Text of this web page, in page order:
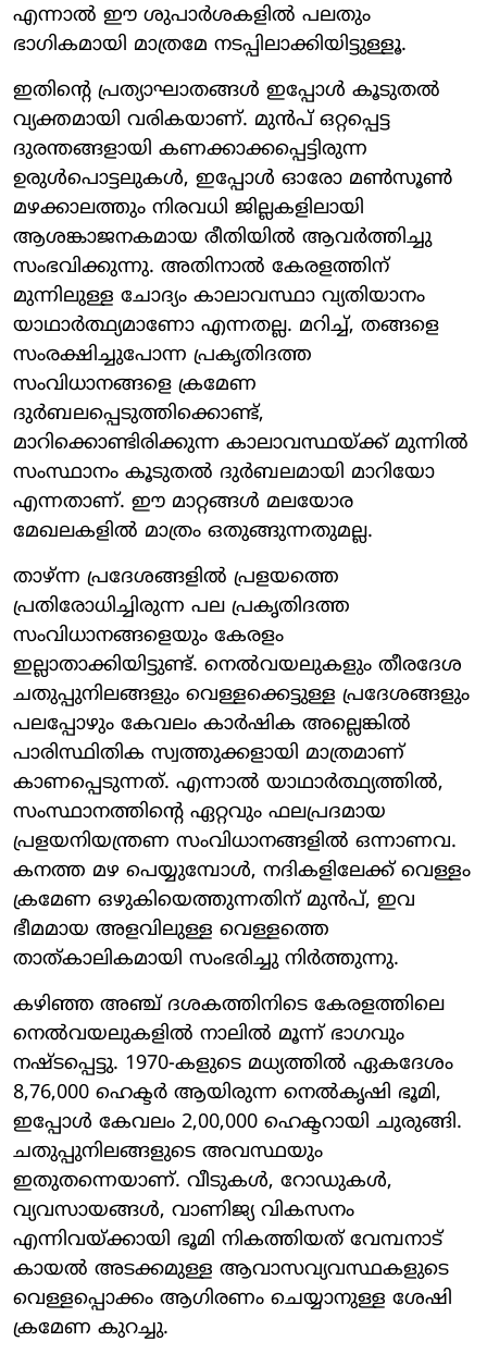
എന്നാൽ ഈ ശുപാർശകളിൽ പലതും
ഭാഗികമായി മാത്രമേ നടപ്പിലാക്കിയിട്ടുള്ളൂ.
ഇതിന്റെ പ്രത്യാഘാതങ്ങൾ ഇപ്പോൾ കൂടുതൽ
വ്യക്തമായി വരികയാണ്. മുൻപ് ഒറ്റപ്പെട്ട
ദുരന്തങ്ങളായി കണക്കാക്കപ്പെട്ടിരുന്ന
ഉരുൾപൊട്ടലുകൾ, ഇപ്പോൾ ഓരോ മൺസൂൺ
മഴക്കാലത്തും നിരവധി ജില്ലകളിലായി
ആശങ്കാജനകമായ രീതിയിൽ ആവർത്തിച്ചു
സംഭവിക്കുന്നു. അതിനാൽ കേരളത്തിന്
മുന്നിലുള്ള ചോദ്യം കാലാവസ്ഥാ വ്യതിയാനം
യാഥാർത്ഥ്യമാണോ എന്നതല്ല. മറിച്ച്, തങ്ങളെ
സംരക്ഷിച്ചുപോന്ന പ്രകൃതിദത്ത
സംവിധാനങ്ങളെ ക്രമേണ
ദുർബലപ്പെടുത്തിക്കൊണ്ട്,
മാറിക്കൊണ്ടിരിക്കുന്ന കാലാവസ്ഥയ്ക്ക് മുന്നിൽ
സംസ്ഥാനം കൂടുതൽ ദുർബലമായി മാറിയോ
എന്നതാണ്. ഈ മാറ്റങ്ങൾ മലയോര
മേഖലകളിൽ മാത്രം ഒതുങ്ങുന്നതുമല്ല.
താഴ്ന്ന പ്രദേശങ്ങളിൽ പ്രളയത്തെ
പ്രതിരോധിച്ചിരുന്ന പല പ്രകൃതിദത്ത
സംവിധാനങ്ങളെയും കേരളം
ഇല്ലാതാക്കിയിട്ടുണ്ട്. നെൽവയലുകളും തീരദേശ
ചതുപ്പുനിലങ്ങളും വെള്ളക്കെട്ടുള്ള പ്രദേശങ്ങളും
പലപ്പോഴും കേവലം കാർഷിക അല്ലെങ്കിൽ
പാരിസ്ഥിതിക സ്വത്തുക്കളായി മാത്രമാണ്
കാണപ്പെടുന്നത്. എന്നാൽ യാഥാർത്ഥ്യത്തിൽ,
സംസ്ഥാനത്തിന്റെ ഏറ്റവും ഫലപ്രദമായ
പ്രളയനിയന്ത്രണ സംവിധാനങ്ങളിൽ ഒന്നാണവ.
കനത്ത മഴ പെയ്യുമ്പോൾ, നദികളിലേക്ക് വെള്ളം
ക്രമേണ ഒഴുകിയെത്തുന്നതിന് മുൻപ്, ഇവ
ഭീമമായ അളവിലുള്ള വെള്ളത്തെ
താത്കാലികമായി സംഭരിച്ചു നിർത്തുന്നു.
കഴിഞ്ഞ അഞ്ച് ദശകത്തിനിടെ കേരളത്തിലെ
നെൽവയലുകളിൽ നാലിൽ മൂന്ന് ഭാഗവും
നഷ്ടപ്പെട്ടു. 1970-കളുടെ മധ്യത്തിൽ ഏകദേശം
8,76,000 ഹെക്ടർ ആയിരുന്ന നെൽകൃഷി ഭൂമി,
ഇപ്പോൾ കേവലം 2,00,000 ഹെക്ടറായി ചുരുങ്ങി.
ചതുപ്പുനിലങ്ങളുടെ അവസ്ഥയും
ഇതുതന്നെയാണ്. വീടുകൾ, റോഡുകൾ,
വ്യവസായങ്ങൾ, വാണിജ്യ വികസനം
എന്നിവയ്ക്കായി ഭൂമി നികത്തിയത് വേമ്പനാട്
കായൽ അടക്കമുള്ള ആവാസവ്യവസ്ഥകളുടെ
വെള്ളപ്പൊക്കം ആഗിരണം ചെയ്യാനുള്ള ശേഷി
ക്രമേണ കുറച്ചു.